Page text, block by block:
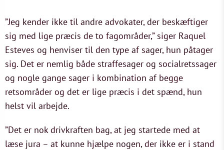
”Jeg kender ikke til andre advokater, der beskæftiger
sig med lige præcis de to fagområder,” siger Raquel
Esteves og henviser til den type af sager, hun påtager
sig. Det er nemlig både straffesager og socialretssager
og nogle gange sager i kombination af begge
retsområder og det er lige præcis i det spænd, hun
helst vil arbejde.
”Det er nok drivkraften bag, at jeg startede med at
læse jura – at kunne hjælpe nogen, der ikke er i stand